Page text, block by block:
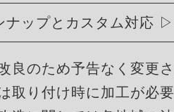
ナップとカスタム対応
良のため予告なく変更さ
取り付け時に加工が必要